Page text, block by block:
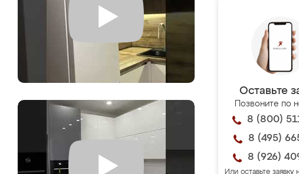
Оставьте
Позвоните по
8 (800)
8 (495)
8 (926)
Или оставьте заявку